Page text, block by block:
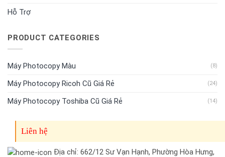
Hỗ Trợ
PRODUCT CATEGORIES
Máy Photocopy Màu (8)
Máy Photocopy Ricoh Cũ Giá Rẻ (24)
Máy Photocopy Toshiba Cũ Giá Rẻ (14)
Liên hệ
Địa chỉ: 662/12 Sư Vạn Hạnh, Phường Hòa Hưng,